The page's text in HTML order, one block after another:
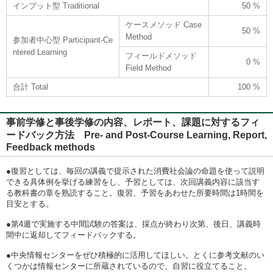
インプット型 Traditional 50 %
参加者中心型 Participant-Ce
ntered Learning
ケースメソッド Case
Method
50 %
フィールドメソッド
Field Method
0 %
合計 Total 100 %
事前学修と事後学修の内容、レポート、課題に対するフィ
ードバック方法 Pre- and Post-Course Learning, Report,
Feedback methods
●復習としては、毎回の講義で提示された消費社会論の命題を使って説明
できる具体例を挙げる練習をし、予習としては、次回講義内容に該当す
る教科書の章を熟読すること。復習、予習をあわせた所要時間は1時間を
目安とする。
●第4週で実施する中間試験の答案は、採点が終わり次第、後日、講義時
間中に返却してフィードバックする。
●中央情報センターをぜひ積極的に活用してほしい。とくに参考文献のい
くつかは情報センターに所蔵されているので、自習に役立てること。